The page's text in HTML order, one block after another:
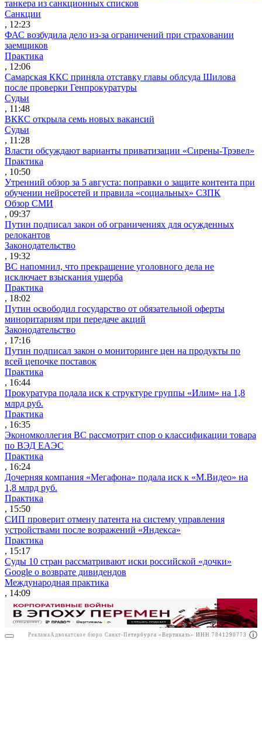
Реклама АО"Право.ру" ИНН: 7708095468
танкера из санкционных списков
Санкции
, 12:23
ФАС возбудила дело из-за ограничений при страховании
заемщиков
Практика
, 12:06
Самарская ККС приняла отставку главы облсуда Шилова
после проверки Генпрокуратуры
Судьи
, 11:48
ВККС открыла семь новых вакансий
Судьи
, 11:28
Власти обсуждают варианты приватизации «Сирены-Трэвел»
Практика
, 10:50
Утренний обзор за 5 августа: поправки о защите контента при
обучении нейросетей и правила «социальных» СЗПК
Обзор СМИ
, 09:37
Путин подписал закон об ограничениях для осужденных
релокантов
Законодательство
, 19:32
ВС напомнил, что прекращение уголовного дела не
исключает взыскания ущерба
Практика
, 18:02
Путин освободил государство от обязательной оферты
миноритариям при передаче акций
Законодательство
, 17:16
Путин подписал закон о мониторинге цен на продукты по
всей цепочке поставок
Практика
, 16:44
Прокуратура подала иск к структуре группы «Илим» на 1,8
млрд руб.
Практика
, 16:35
Экономколлегия ВС рассмотрит спор о классификации товара
по ВЭД ЕАЭС
Практика
, 16:24
Дочерняя компания «Мегафона» подала иск к «М.Видео» на
1,8 млрд руб.
Практика
, 15:50
СИП проверит отмену патента на систему управления
устройствами после возражений «Яндекса»
Практика
, 15:17
Суды 10 стран рассматривают иски российской «дочки»
Google о возврате дивидендов
Международная практика
, 14:09
Реклама Адвокатское бюро Санкт-Петербурга «Вертикаль» ИНН 7841290773